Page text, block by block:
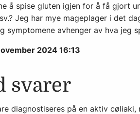
å spise gluten igjen for å få gjort
Jeg har mye mageplager i det
symptomene avhenger av hva jeg
2024 16:13
svarer
diagnostiseres på en aktiv